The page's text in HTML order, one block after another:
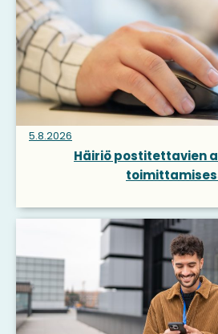
5.8.2026
Häiriö postitettavien